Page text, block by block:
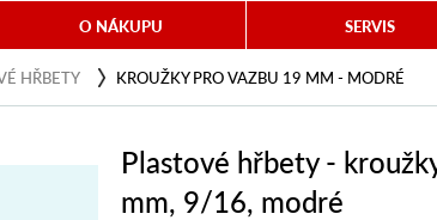
O NÁKUPU SERVIS
HŘBETY KROUŽKY PRO VAZBU 19 MM - MODRÉ
Plastové hřbety -
mm, 9/16, modré